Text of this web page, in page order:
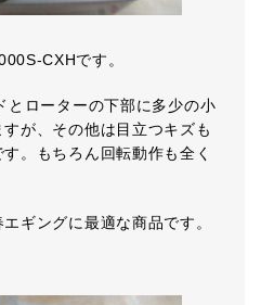
CXHです。
とローターの下部に多少の小
が、その他は目立つキズも
。もちろん回転動作も全く
ギングに最適な商品です。